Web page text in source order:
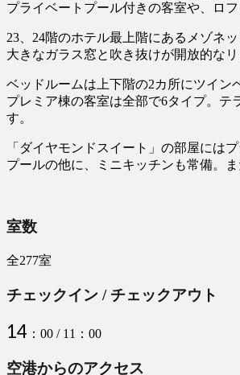
プライベートプール付きの客室や、ロ
23、24階のホテル最上階にあるメゾネ
大きなガラス窓と吹き抜けが開放的な
ベッドルームは上下階の2カ所にツイン
プレミア棟の客室は全部で6タイプ。テ
す。
「ダイヤモンドスイート」の部屋には
プールの他に、ミニキッチンも常備。
室数
全277室
チェックイン / チェックアウト
14 ：00 / 11：00
空港からのアクセス